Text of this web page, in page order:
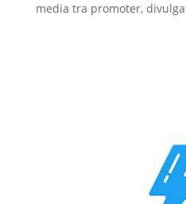
media tra promoter,